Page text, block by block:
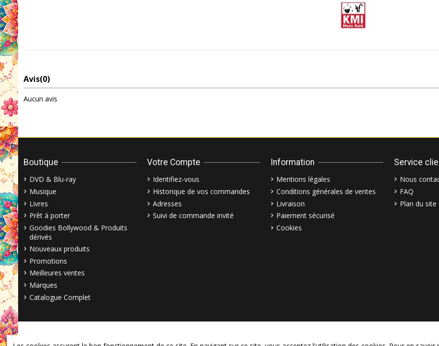
Avis(0)
Aucun avis
Boutique
DVD & Blu-ray
Musique
Livres
Prêt à porter
Goodies Bollywood & Produits
dérivés
Nouveaux produits
Promotions
Meilleures ventes
Marques
Catalogue Complet
Votre Compte
Identifiez-vous
Historique de vos commandes
Adresses
Suivi de commande invité
Information
Mentions légales
Conditions générales de ventes
Livraison
Paiement sécurisé
Cookies
Service
Nous
FAQ
Plan du site